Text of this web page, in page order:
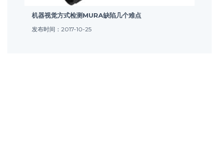
机器视觉方式检测MURA缺陷几个难点
发布时间：2017-10-25